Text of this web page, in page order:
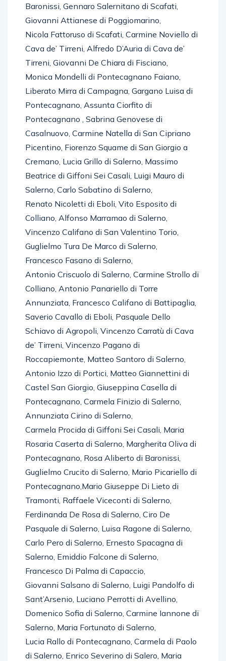
Baronissi, Gennaro Salernitano di Scafati,
Giovanni Attianese di Poggiomarino,
Nicola Fattoruso di Scafati, Carmine Noviello di
Cava de’ Tirreni, Alfredo D’Auria di Cava de’
Tirreni, Giovanni De Chiara di Fisciano,
Monica Mondelli di Pontecagnano Faiano,
Liberato Mirra di Campagna, Gargano Luisa di
Pontecagnano, Assunta Ciorfito di
Pontecagnano , Sabrina Genovese di
Casalnuovo, Carmine Natella di San Cipriano
Picentino, Fiorenzo Squame di San Giorgio a
Cremano, Lucia Grillo di Salerno, Massimo
Beatrice di Giffoni Sei Casali, Luigi Mauro di
Salerno, Carlo Sabatino di Salerno,
Renato Nicoletti di Eboli, Vito Esposito di
Colliano, Alfonso Marramao di Salerno,
Vincenzo Califano di San Valentino Torio,
Guglielmo Tura De Marco di Salerno,
Francesco Fasano di Salerno,
Antonio Criscuolo di Salerno, Carmine Strollo di
Colliano, Antonio Panariello di Torre
Annunziata, Francesco Califano di Battipaglia,
Saverio Cavallo di Eboli, Pasquale Dello
Schiavo di Agropoli, Vincenzo Carratù di Cava
de’ Tirreni, Vincenzo Pagano di
Roccapiemonte, Matteo Santoro di Salerno,
Antonio Izzo di Portici, Matteo Giannettini di
Castel San Giorgio, Giuseppina Casella di
Pontecagnano, Carmela Finizio di Salerno,
Annunziata Cirino di Salerno,
Carmela Procida di Giffoni Sei Casali, Maria
Rosaria Caserta di Salerno, Margherita Oliva di
Pontecagnano, Rosa Aliberto di Baronissi,
Guglielmo Crucito di Salerno, Mario Picariello di
Pontecagnano,Mario Giuseppe Di Lieto di
Tramonti, Raffaele Viceconti di Salerno,
Ferdinanda De Rosa di Salerno, Ciro De
Pasquale di Salerno, Luisa Ragone di Salerno,
Carlo Pero di Salerno, Ernesto Spacagna di
Salerno, Emiddio Falcone di Salerno,
Francesco Di Palma di Capaccio,
Giovanni Salsano di Salerno, Luigi Pandolfo di
Sant’Arsenio, Luciano Perrotti di Avellino,
Domenico Sofia di Salerno, Carmine Iannone di
Salerno, Maria Fortunato di Salerno,
Lucia Rallo di Pontecagnano, Carmela di Paolo
di Salerno, Enrico Severino di Salero, Maria